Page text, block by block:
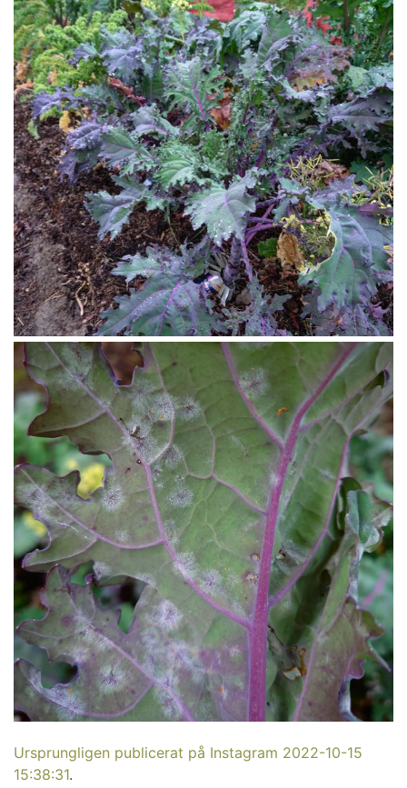
Ursprungligen publicerat på Instagram 2022-10-15
15:38:31.